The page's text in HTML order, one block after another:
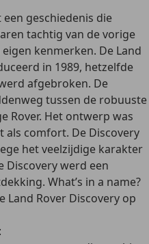
een geschiedenis die
tachtig van de vorige
kenmerken. De Land
in 1989, hetzelfde
afgebroken. De
tussen de robuuste
Rover. Het ontwerp was
comfort. De Discovery
het veelzijdige karakter
Discovery werd een
What’s in a name?
Land Rover Discovery op
: